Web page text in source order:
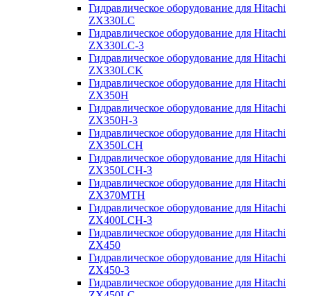
Гидравлическое оборудование для Hitachi
ZX330LC
Гидравлическое оборудование для Hitachi
ZX330LC-3
Гидравлическое оборудование для Hitachi
ZX330LCK
Гидравлическое оборудование для Hitachi
ZX350H
Гидравлическое оборудование для Hitachi
ZX350H-3
Гидравлическое оборудование для Hitachi
ZX350LCH
Гидравлическое оборудование для Hitachi
ZX350LCH-3
Гидравлическое оборудование для Hitachi
ZX370MTH
Гидравлическое оборудование для Hitachi
ZX400LCH-3
Гидравлическое оборудование для Hitachi
ZX450
Гидравлическое оборудование для Hitachi
ZX450-3
Гидравлическое оборудование для Hitachi